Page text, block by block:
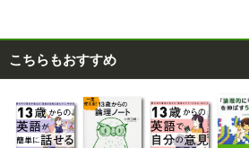
こちらもおすすめ